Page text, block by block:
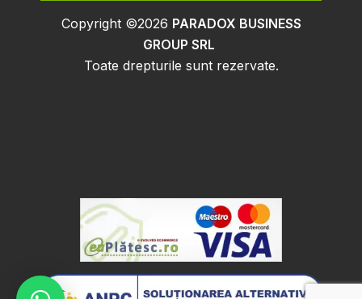
Copyright ©2026 PARADOX BUSINESS
GROUP SRL
Toate drepturile sunt rezervate.